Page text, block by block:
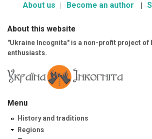
About us Become an author
About this website
"Ukraine Incognita" is a non-profit project of
enthusiasts.
Menu
History and traditions
Regions